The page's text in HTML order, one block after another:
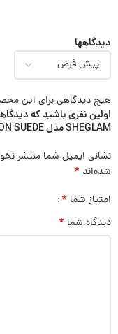
دیدگاهها
هیچ دیدگاهی برای این
اولین نفری باشید که
SHEGLAM مدل CRIMSON SUEDE”
نشانی ایمیل شما منتشر
شده‌اند *
امتیاز شما *
دیدگاه شما *